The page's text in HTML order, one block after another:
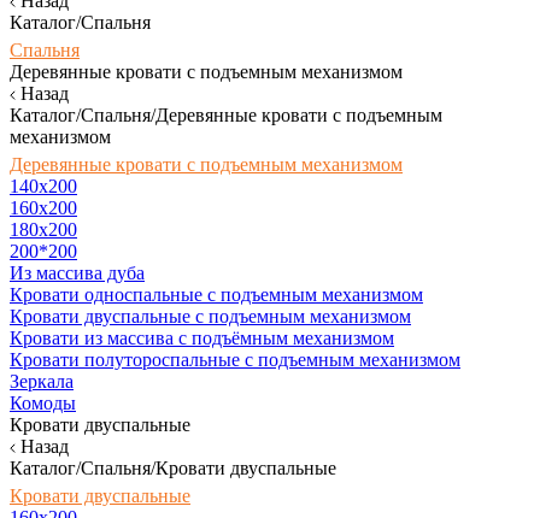
Каталог/Спальня
Спальня
Деревянные кровати с подъемным механизмом
Назад
Каталог/Спальня/Деревянные кровати с подъемным
механизмом
Деревянные кровати с подъемным механизмом
140x200
160х200
180х200
200*200
Из массива дуба
Кровати односпальные с подъемным механизмом
Кровати двуспальные с подъемным механизмом
Кровати из массива с подъёмным механизмом
Кровати полутороспальные с подъемным механизмом
Зеркала
Комоды
Кровати двуспальные
Назад
Каталог/Спальня/Кровати двуспальные
Кровати двуспальные